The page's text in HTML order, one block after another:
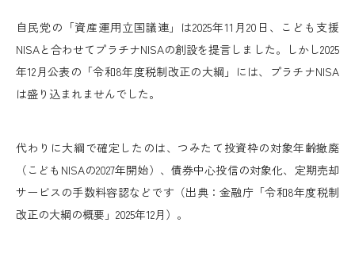
自民党の「資産運用立国議連」は2025年11月20日、こども支援
NISAと合わせてプラチナNISAの創設を提言しました。しかし2025
年12月公表の「令和8年度税制改正の大綱」には、プラチナNISA
は盛り込まれませんでした。
代わりに大綱で確定したのは、つみたて投資枠の対象年齢撤廃
（こどもNISAの2027年開始）、債券中心投信の対象化、定期売却
サービスの手数料容認などです（出典：金融庁「令和8年度税制
改正の大綱の概要」2025年12月）。